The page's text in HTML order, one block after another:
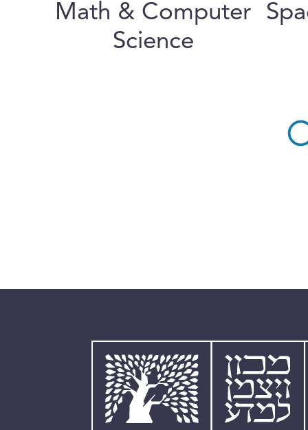
Math & Computer
Science